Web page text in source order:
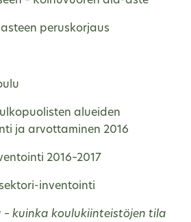
peruskorjaus
alueiden
ja arvottaminen 2016
2016–2017
inventointi
kuinka koulukiinteistöjen tila